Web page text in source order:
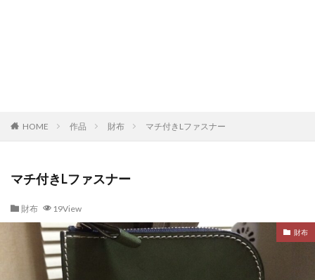
HOME 作品 財布 マチ付きLファスナー
マチ付きLファスナー
財布 19View
財布